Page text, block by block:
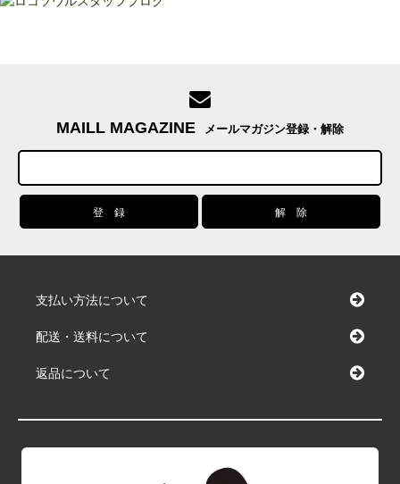
MAILL MAGAZINE メールマガジン登録・解除
支払い方法について
配送・送料について
返品について